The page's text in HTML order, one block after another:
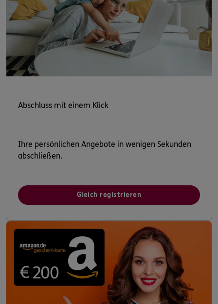
Abschluss mit einem Klick
Ihre persönlichen Angebote in wenigen Sekunden
abschließen.
Gleich registrieren